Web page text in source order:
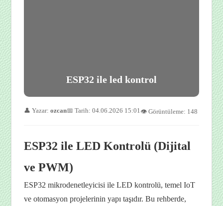
ESP32 ile led kontrol
👤 Yazar:ozcan📅 Tarih: 04.06.2026 15:01 👁️ Görüntüleme: 148
ESP32 ile LED Kontrolü (Dijital
ve PWM)
ESP32 mikrodenetleyicisi ile LED kontrolü, temel IoT
ve otomasyon projelerinin yapı taşıdır. Bu rehberde,